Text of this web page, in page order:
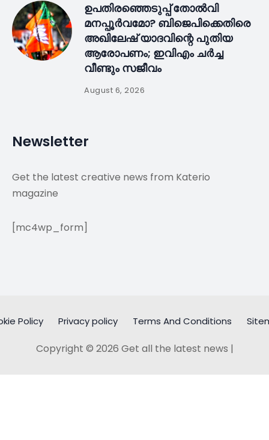
ഉപതിരഞ്ഞെടുപ്പ് തോൽവി
മനപ്പൂർവമോ? ബിജെപിക്കെതിരെ
അഖിലേഷ് യാദവിന്റെ പുതിയ
ആരോപണം; ഇവിഎം ചർച്ച
വീണ്ടും സജീവം
August 6, 2026
Newsletter
Get the latest creative news from Katerio
magazine
[mc4wp_form]
Policy Privacy policy Terms And Conditions
Copyright © 2026 Get all the latest news |